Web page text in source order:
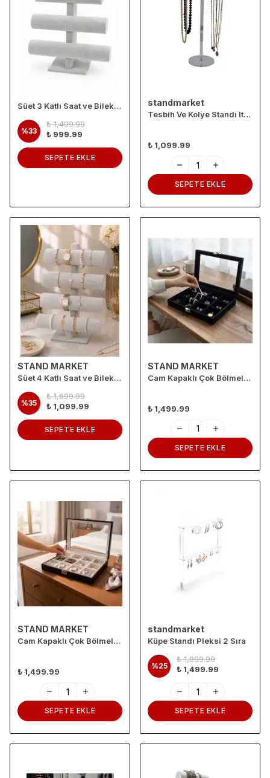
Süet 3 Katlı Saat ve Bileklik Standı – Kadife Kaplamalı Takı Düzenleyici
%33
₺ 1,499.99
₺ 999.99
SEPETE EKLE
standmarket
Tesbih Ve Kolye Standı Ithal Pleksi Nk3
₺ 1,099.99
SEPETE EKLE
STAND MARKET
Süet 4 Katlı Saat ve Bileklik Standı – Kadife Kaplamalı Takı Düzenleyici
%35
₺ 1,699.99
₺ 1,099.99
SEPETE EKLE
STAND MARKET
Cam Kapaklı Çok Bölmeli Takı Organizer Kutusu- Alcantara Siyah
₺ 1,499.99
SEPETE EKLE
STAND MARKET
Cam Kapaklı Çok Bölmeli Takı Organizer Kutusu- Alcantara Siyah İçi Beyaz
₺ 1,499.99
SEPETE EKLE
standmarket
Küpe Standı Pleksi 2 Sıra
%25
₺ 1,999.99
₺ 1,499.99
SEPETE EKLE